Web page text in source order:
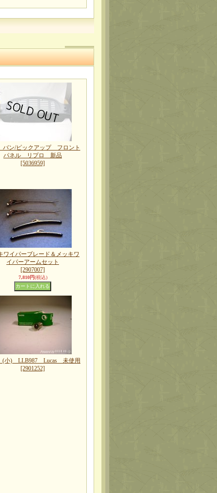
ン/ピックアップ フロント
パネル リプロ 新品
[5036959]
ワイパーブレード＆メッキワ
イパーアームセット
[2907007]
7,810円(税込)
小) LLB987 Lucas 未使用
[2901252]